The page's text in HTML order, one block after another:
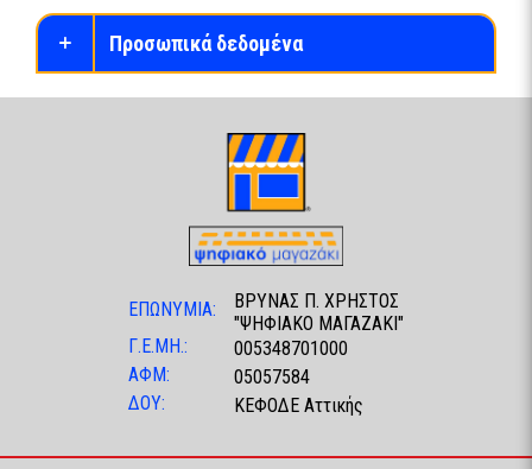
Προσωπικά δεδομένα
ΕΠΩΝΥΜΙΑ:
ΒΡΥΝΑΣ Π. ΧΡΗΣΤΟΣ
"ΨΗΦΙΑΚΟ ΜΑΓΑΖΑΚΙ"
Γ.Ε.ΜΗ.:
005348701000
ΑΦΜ:
05057584
ΔΟΥ:
ΚΕΦΟΔΕ Αττικής